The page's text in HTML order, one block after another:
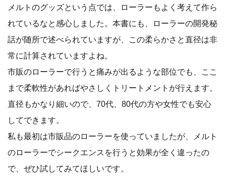
メルトのグッズという点では、ローラーもよく考えて作ら
れているなと感心しました。本書にも、ローラーの開発秘
話が随所で述べられていますが、この柔らかさと直径は非
常に計算されていますよね。
市販のローラーで行うと痛みが出るような部位でも、ここ
まで柔軟性があればやさしくトリートメントが行えます。
直径もかなり細いので、70代、80代の方や女性でも安心
してできます。
私も最初は市販品のローラーを使っていましたが、メルト
のローラーでシークエンスを行うと効果が全く違ったの
で、ぜひ試してみてほしいです。